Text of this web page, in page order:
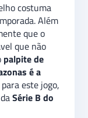
édevitória do
mais
de campo a
de alguns
de 1.5
costuma
Além
que o
que não
palpite de
é a
para este jogo,
Série B do